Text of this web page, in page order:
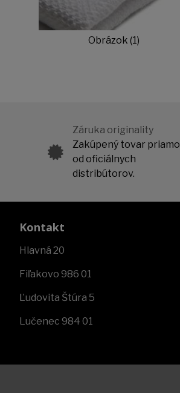
Obrázok (1)
Záruka originality
Zakúpený tovar priamo
od oficiálnych
distribútorov.
Kontakt
Hlavná 20
Fiľakovo 986 01
Ľudovita Štúra 5
Lučenec 984 01